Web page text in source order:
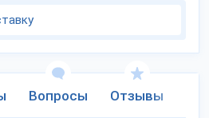
Вопросы Отзывы